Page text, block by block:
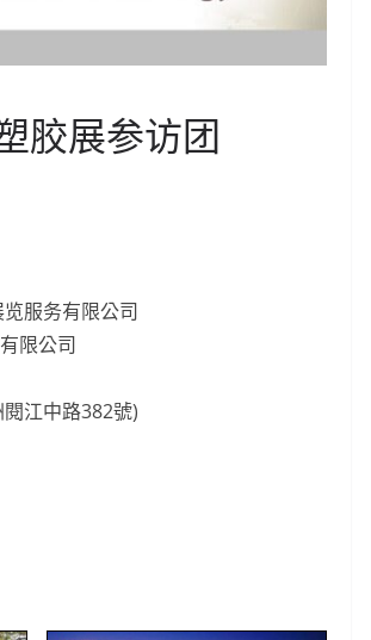
胶展参访团
服务有限公司
限公司
江中路382號)